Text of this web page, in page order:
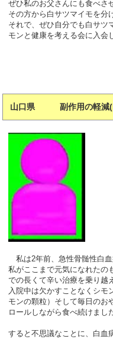
ぜひ私のお父さんにも食べさ
その方から白サツマイモを分
それで、ぜひ自分でも白サツ
モンと健康を考える会に入会
山口県 副作用の軽
私は2年前、急性骨髄性白血
私がここまで元気になれたの
での長くて辛い治療を乗り越
入院中は欠かすことなくシモ
モンの顆粒）そして毎日のお
ロールしながら食べ続けまし
すると不思議なことに、白血